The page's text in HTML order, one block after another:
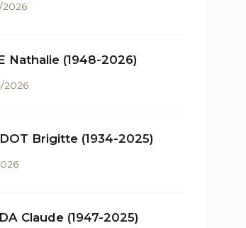
2026
Nathalie (1948-2026)
2026
Brigitte (1934-2025)
Claude (1947-2025)